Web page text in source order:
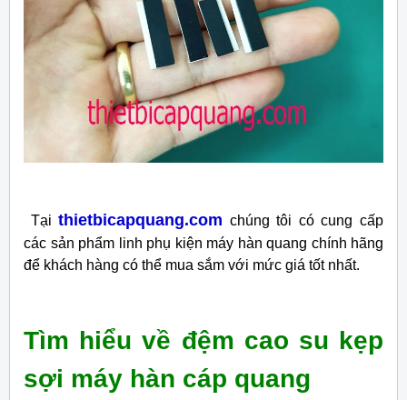
Tạithietbicapquang.com chúng tôi có cung cấp
các sản phẩm linh phụ kiện máy hàn quang chính hãng
để khách hàng có thể mua sắm với mức giá tốt nhất.
Tìm hiểu về đệm cao su kẹp
sợi máy hàn cáp quang